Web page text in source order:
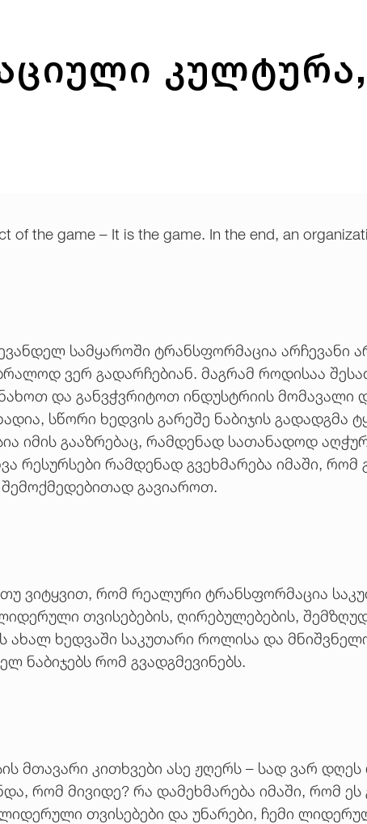
of the game – It is the game. In the end, an
სამყაროში ტრანსფორმაცია არჩევანი
ვერ გადარჩებიან. მაგრამ როდისაა
და განვჭვრიტოთ ინდუსტრიის მომავალი
სწორი ხედვის გარეშე ნაბიჯის გადადგმა
იმის გააზრებაც, რამდენად სათანადოდ
რესურსები რამდენად გვეხმარება იმაში,
გავიაროთ.
ვიტყვით, რომ რეალური ტრანსფორმაცია
თვისებების, ღირებულებების,
ახალ ხედვაში საკუთარი როლისა და
ნაბიჯებს რომ გვადგმევინებს.
მთავარი კითხვები ასე ჟღერს – სად ვარ
რომ მივიდე? რა დამეხმარება იმაში, რომ
თვისებები და უნარები, ჩემი